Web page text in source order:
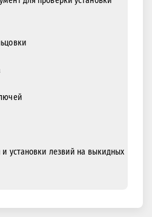
и установки лезвий на выкидных